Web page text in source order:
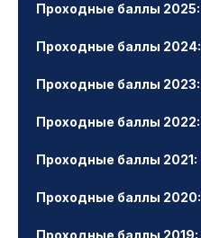
Проходные баллы 2025:
Проходные баллы 2024:
Проходные баллы 2023:
Проходные баллы 2022:
Проходные баллы 2021:
Проходные баллы 2020:
Проходные баллы 2019: